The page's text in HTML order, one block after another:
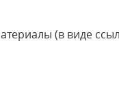
(в виде